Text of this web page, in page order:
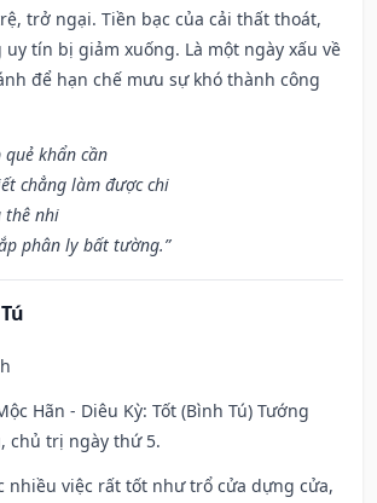
trở ngại. Tiền bạc của cải thất thoát,
tín bị giảm xuống. Là một ngày xấu về
để hạn chế mưu sự khó thành công
quẻ khẩn cần
chẳng làm được chi
thê nhi
phân ly bất tường.”
Hãn - Diêu Kỳ: Tốt (Bình Tú) Tướng
chủ trị ngày thứ 5.
nhiều việc rất tốt như trổ cửa dựng cửa,